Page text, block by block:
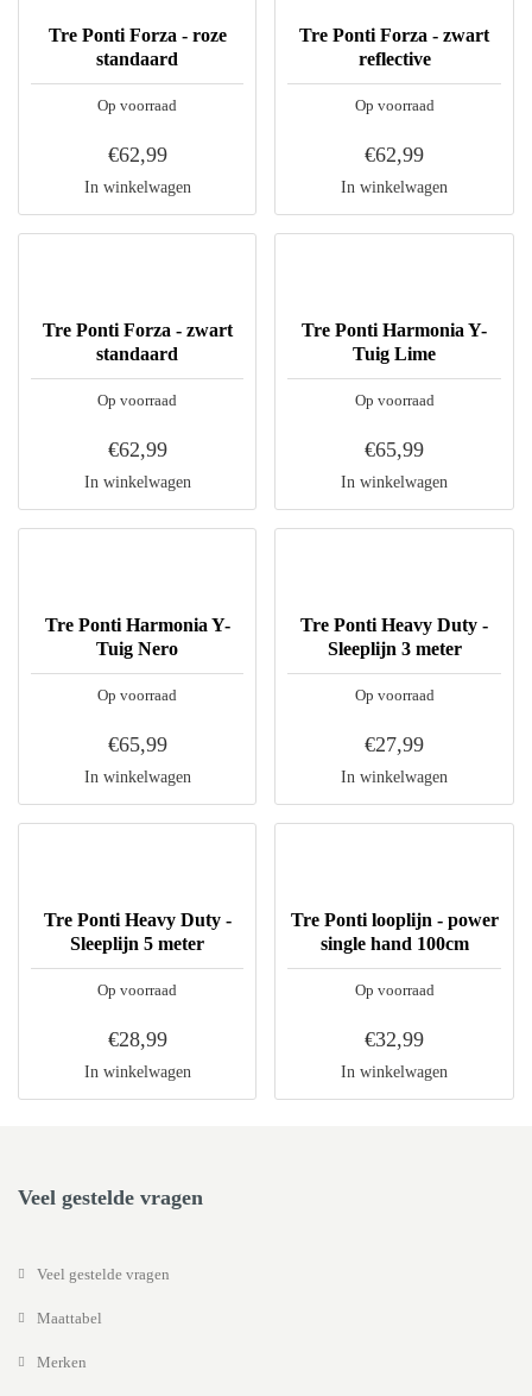
Op voorraad
Tre Ponti Forza - roze
standaard
€62,99
In winkelwagen
Op voorraad
Tre Ponti Forza - zwart
reflective
€62,99
In winkelwagen
Op voorraad
Tre Ponti Forza - zwart
standaard
€62,99
In winkelwagen
Op voorraad
Tre Ponti Harmonia Y-
Tuig Lime
€65,99
In winkelwagen
Op voorraad
Tre Ponti Harmonia Y-
Tuig Nero
€65,99
In winkelwagen
Op voorraad
Tre Ponti Heavy Duty -
Sleeplijn 3 meter
€27,99
In winkelwagen
Op voorraad
Tre Ponti Heavy Duty -
Sleeplijn 5 meter
€28,99
In winkelwagen
Op voorraad
Tre Ponti looplijn - power
single hand 100cm
€32,99
In winkelwagen
Veel gestelde vragen
Veel gestelde vragen
Maattabel
Merken